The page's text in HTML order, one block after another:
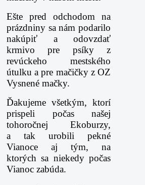
Ešte pred odchodom na
prázdniny sa nám podarilo
nakúpiť a odovzdať
krmivo pre psíky z
revúckeho mestského
útulku a pre mačičky z OZ
Vysnené mačky.
Ďakujeme všetkým, ktorí
prispeli počas našej
tohoročnej Ekoburzy,
a tak urobili pekné
Vianoce aj tým, na
ktorých sa niekedy počas
Vianoc zabúda.